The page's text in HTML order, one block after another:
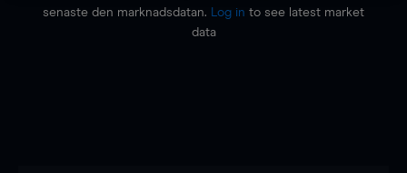
senaste den marknadsdatan.
Log in to see latest market
data